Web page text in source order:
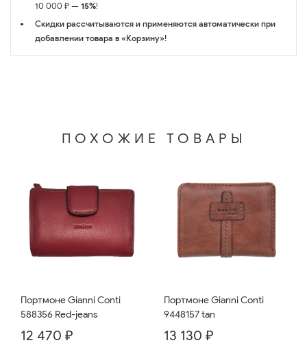
10 000 ₽ — 15%!
Скидки рассчитываются и применяются автоматически при
добавлении товара в «Корзину»!
ПОХОЖИЕ ТОВАРЫ
Портмоне Gianni Conti
588356 Red-jeans
12 470 ₽
Портмоне Gianni Conti
9448157 tan
13 130 ₽